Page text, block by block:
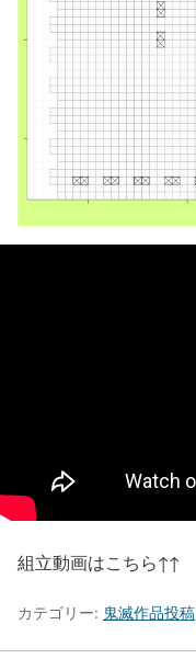
組立動画はこちら↑↑
カテゴリー: 鬼滅作品投稿